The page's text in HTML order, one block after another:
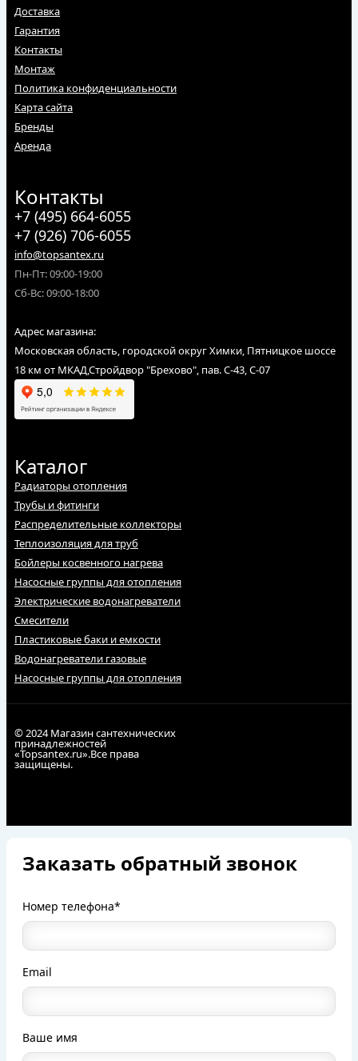
Доставка
Гарантия
Контакты
Монтаж
Политика конфиденциальности
Карта сайта
Бренды
Аренда
Контакты
+7 (495) 664-6055
+7 (926) 706-6055
info@topsantex.ru
Пн-Пт: 09:00-19:00
Сб-Вс: 09:00-18:00
Адрес магазина:
Московская область, городской округ Химки, Пятницкое шоссе
18 км от МКАД,Стройдвор "Брехово", пав. С-43, С-07
Каталог
Радиаторы отопления
Трубы и фитинги
Распределительные коллекторы
Теплоизоляция для труб
Бойлеры косвенного нагрева
Насосные группы для отопления
Электрические водонагреватели
Смесители
Пластиковые баки и емкости
Водонагреватели газовые
Насосные группы для отопления
© 2024 Магазин сантехнических
принадлежностей
«Topsantex.ru».Все права
защищены.
Заказать обратный звонок
Номер телефона*
Email
Ваше имя